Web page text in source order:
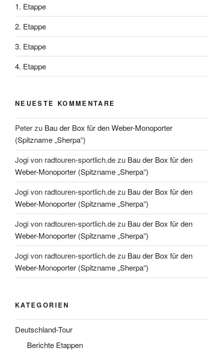
1. Etappe
2. Etappe
3. Etappe
4. Etappe
NEUESTE KOMMENTARE
Peterzu Bau der Box für den Weber-Monoporter
(Spitzname „Sherpa“)
Jogi von radtouren-sportlich.dezu Bau der Box für den
Weber-Monoporter (Spitzname „Sherpa“)
Jogi von radtouren-sportlich.dezu Bau der Box für den
Weber-Monoporter (Spitzname „Sherpa“)
Jogi von radtouren-sportlich.dezu Bau der Box für den
Weber-Monoporter (Spitzname „Sherpa“)
Jogi von radtouren-sportlich.dezu Bau der Box für den
Weber-Monoporter (Spitzname „Sherpa“)
KATEGORIEN
Deutschland-Tour
Berichte Etappen